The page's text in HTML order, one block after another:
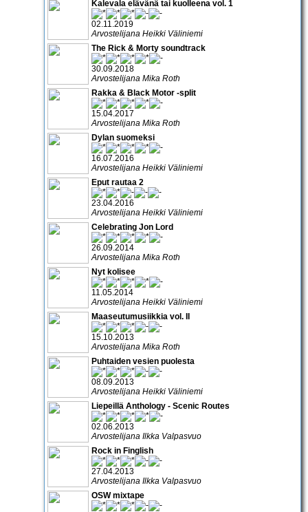
Kalevala elävänä tai kuolleena vol. 1
02.11.2019
Arvostelijana Heikki Väliniemi
The Rick & Morty soundtrack
30.09.2018
Arvostelijana Mika Roth
Rakka & Black Motor -split
15.04.2017
Arvostelijana Mika Roth
Dylan suomeksi
16.07.2016
Arvostelijana Heikki Väliniemi
Eput rautaa 2
23.04.2016
Arvostelijana Heikki Väliniemi
Celebrating Jon Lord
26.09.2014
Arvostelijana Mika Roth
Nyt kolisee
11.05.2014
Arvostelijana Heikki Väliniemi
Maaseutumusiikkia vol. II
15.10.2013
Arvostelijana Mika Roth
Puhtaiden vesien puolesta
08.09.2013
Arvostelijana Heikki Väliniemi
Liepeillä Anthology - Scenic Routes
02.06.2013
Arvostelijana Ilkka Valpasvuo
Rock in Finglish
27.04.2013
Arvostelijana Ilkka Valpasvuo
OSW mixtape